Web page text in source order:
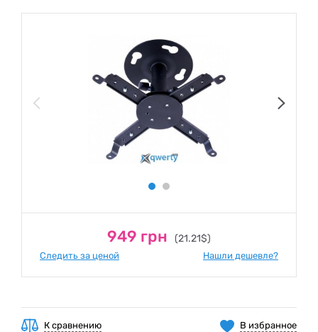
949 грн (21.21$)
Следить за ценой Нашли дешевле?
В избранное
К сравнению